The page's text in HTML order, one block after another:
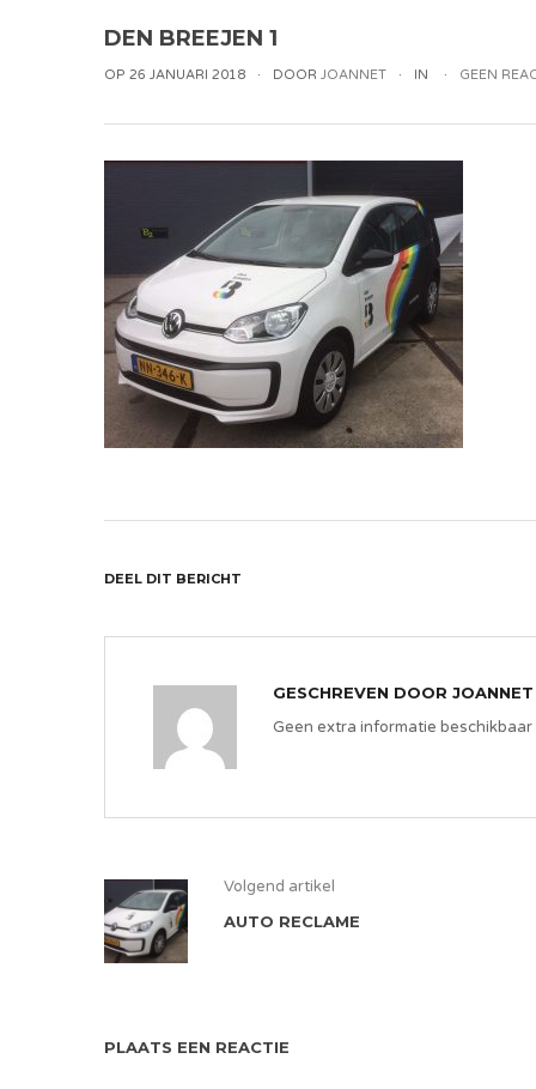
DEN BREEJEN 1
OP 26 JANUARI 2018 DOOR JOANNET IN GEEN
DEEL DIT BERICHT
GESCHREVEN DOOR JOANNET
Geen extra informatie beschikbaar
Volgend artikel
AUTO RECLAME
PLAATS EEN REACTIE